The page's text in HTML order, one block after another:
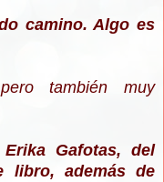
camino. Algo es
también muy
Gafotas, del
libro, además de